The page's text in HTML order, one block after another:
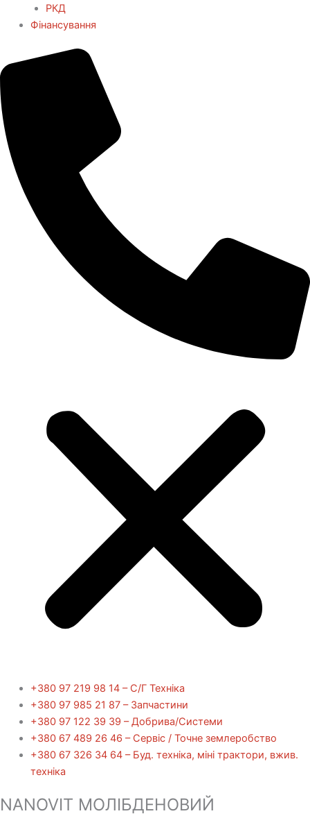
РКД
Фінансування
+380 97 219 98 14 – С/Г Техніка
+380 97 985 21 87 – Запчастини
+380 97 122 39 39 – Добрива/Cистеми
+380 67 489 26 46 – Сервіс / Точне землеробство
+380 67 326 34 64 – Буд. техніка, міні трактори, вжив.
техніка
NANOVIT МОЛІБДЕНОВИЙ